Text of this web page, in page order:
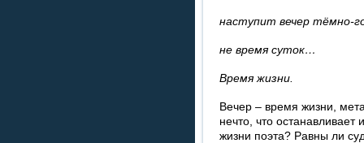
наступит вечер тёмно-
не время суток…
Время жизни.
Вечер – время жизни,
нечто, что останавливает
жизни поэта? Равны ли